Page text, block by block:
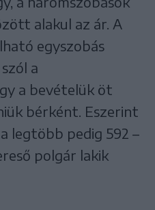
alakul az ár. A
egyszobás
a
a bevételük öt
bérként. Eszerint
legtöbb pedig 592 –
polgár lakik